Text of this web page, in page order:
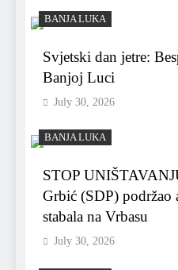
BANJA LUKA
Svjetski dan jetre:
Banjoj Luci
July 30, 2026
BANJA LUKA
STOP
Grbić (SDP) podržao
stabala na Vrbasu
July 30, 2026